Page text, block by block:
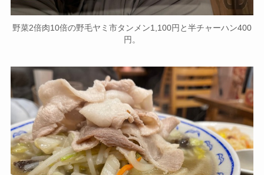
野菜2倍肉10倍の野毛ヤミ市タンメン1,100円と半チャーハン400
円。